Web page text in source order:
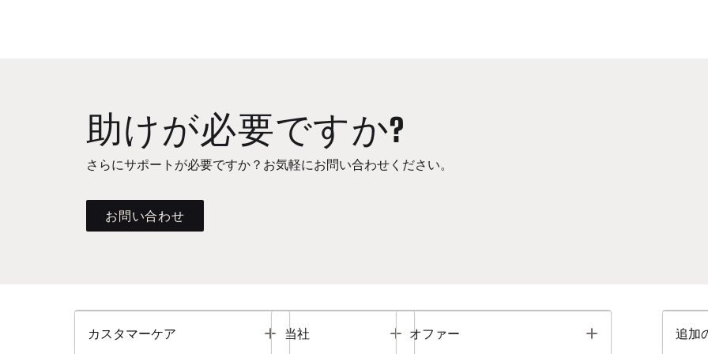
助けが必要ですか?
さらにサポートが必要ですか？お気軽にお問い合わせください。
お問い合わせ
カスタマーケア Toggle
当社 Toggle
オファー Toggle 追加